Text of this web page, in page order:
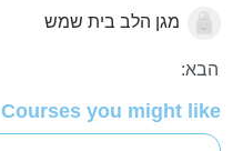
אותיות וצלילים
מגן הלב בית שמש
הבא:
Courses you might like